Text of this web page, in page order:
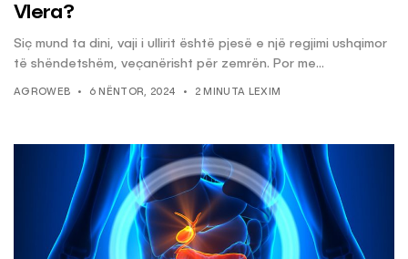
Vlera?
Siç mund ta dini, vaji i ullirit është pjesë e një regjimi ushqimor
të shëndetshëm, veçanërisht për zemrën. Por me...
AGROWEB 6 NËNTOR, 2024 2 MINUTA LEXIM